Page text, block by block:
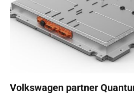
Volkswagen partner